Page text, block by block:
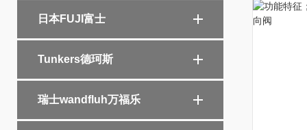
日本FUJI富士
Tunkers德珂斯
瑞士wandfluh万福乐